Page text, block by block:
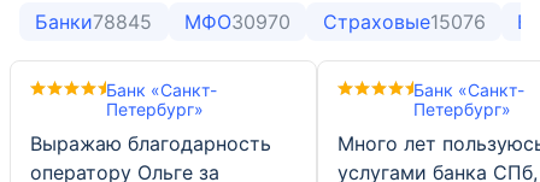
Банки78845 МФО30970 Страховые15076
Банк «Санкт-
Петербург»
Выражаю благодарность
оператору Ольге за
Банк «Санкт-
Петербург»
Много лет
услугами банка СПб,